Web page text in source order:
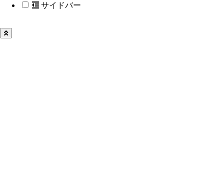
サイドバー